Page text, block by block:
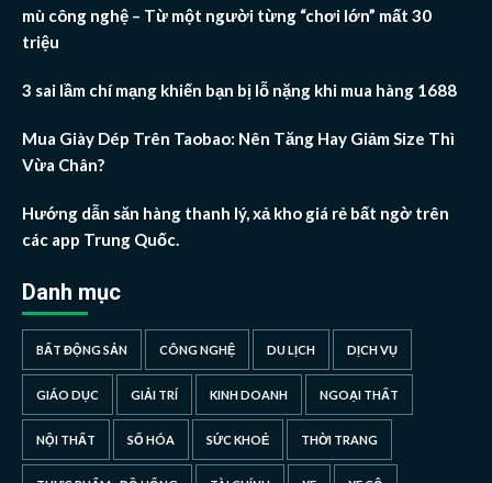
mù công nghệ – Từ một người từng “chơi lớn” mất 30
triệu
3 sai lầm chí mạng khiến bạn bị lỗ nặng khi mua hàng 1688
Mua Giày Dép Trên Taobao: Nên Tăng Hay Giảm Size Thì
Vừa Chân?
Hướng dẫn săn hàng thanh lý, xả kho giá rẻ bất ngờ trên
các app Trung Quốc.
Danh mục
BẤT ĐỘNG SẢN CÔNG NGHỆ DU LỊCH DỊCH VỤ
GIÁO DỤC GIẢI TRÍ KINH DOANH NGOẠI THẤT
NỘI THẤT SỐ HÓA SỨC KHOẺ THỜI TRANG